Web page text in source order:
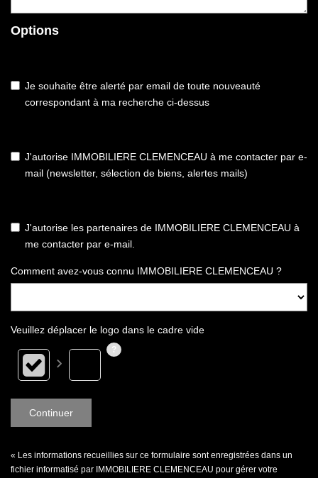
Options
Je souhaite être alerté par email de toute nouveauté
correspondant à ma recherche ci-dessus
J'autorise IMMOBILIERE CLEMENCEAU à me contacter par e-
mail (newsletter, sélection de biens, alertes mails)
J'autorise les partenaires de IMMOBILIERE CLEMENCEAU à
me contacter par e-mail.
Comment avez-vous connu IMMOBILIERE CLEMENCEAU ?
Veuillez déplacer le logo dans le cadre vide
Continuer
« Les informations recueillies sur ce formulaire sont enregistrées dans un
fichier informatisé par IMMOBILIERE CLEMENCEAU pour gérer votre